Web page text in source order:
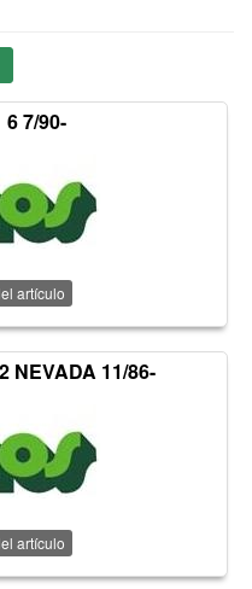
6 7/90-
artículo
NEVADA 11/86-
artículo